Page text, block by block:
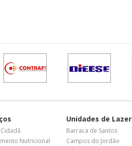
Cidadã
Nutricional
Unidades de Lazer
Barraca de Santos
Campos do Jordão